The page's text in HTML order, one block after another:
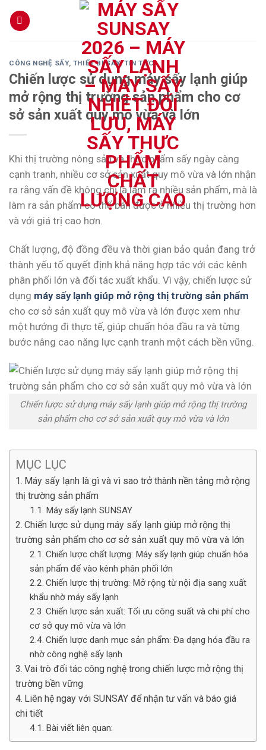
Skip
CÔNG NGHỆ SẤY, THIẾT BỊ SẤY,TIN TỨC
Chiến lược sử dụng máy sấy lạnh giúp
mở rộng thị trường sản phẩm cho cơ
sở sản xuất quy mô vừa và lớn
Khi thị trường nông sản và thực phẩm sấy ngày càng
cạnh tranh, nhiều cơ sở sản xuất quy mô vừa và lớn nhận
ra rằng vấn đề không chỉ là làm ra nhiều sản phẩm, mà là
làm ra sản phẩm có thể bán được ở nhiều thị trường hơn
và với giá trị cao hơn.
Chất lượng, độ đồng đều và thời gian bảo quản đang trở
thành yếu tố quyết định khả năng hợp tác với các kênh
phân phối lớn và đối tác xuất khẩu. Vì vậy, chiến lược sử
dụng máy sấy lạnh giúp mở rộng thị trường sản phẩm
cho cơ sở sản xuất quy mô vừa và lớn được xem như
một hướng đi thực tế, giúp chuẩn hóa đầu ra và từng
bước nâng cao năng lực cạnh tranh một cách bền vững.
Chiến lược sử dụng máy sấy lạnh giúp mở rộng thị trường
sản phẩm cho cơ sở sản xuất quy mô vừa và lớn
MỤC LỤC
Máy sấy lạnh là gì và vì sao trở thành nền tảng mở rộng
thị trường sản phẩm
Máy sấy lạnh SUNSAY
Chiến lược sử dụng máy sấy lạnh giúp mở rộng thị
trường sản phẩm cho cơ sở sản xuất quy mô vừa và lớn
Chiến lược chất lượng: Máy sấy lạnh giúp chuẩn hóa
sản phẩm để vào kênh phân phối lớn
Chiến lược thị trường: Mở rộng từ nội địa sang xuất
khẩu nhờ máy sấy lạnh
Chiến lược sản xuất: Tối ưu công suất và chi phí cho
cơ sở quy mô vừa và lớn
Chiến lược danh mục sản phẩm: Đa dạng hóa đầu ra
nhờ công nghệ sấy lạnh
Vai trò đối tác công nghệ trong chiến lược mở rộng thị
trường bền vững
Liên hệ ngay với SUNSAY để nhận tư vấn và báo giá
chi tiết
Bài viết liên quan: